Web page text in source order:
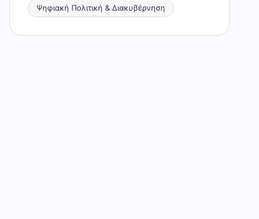
Ψηφιακή Πολιτική & Διακυβέρνηση